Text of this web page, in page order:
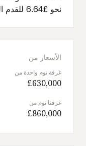
نحو £6.64 للقدم المربع سنوياً
الأسعار من
غرفة نوم واحدة من
£630,000
غرفتا نوم من
£860,000